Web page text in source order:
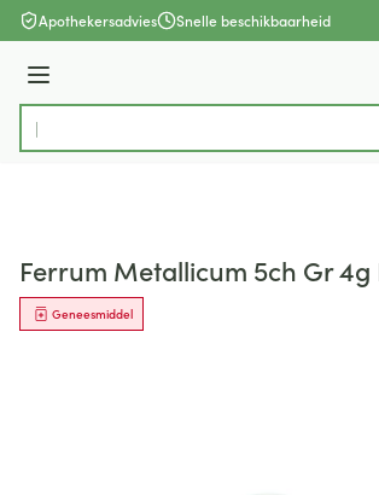
Ga naar de inhoud
Apothekersadvies Snelle beschikbaarheid
Menu
Product, merk, categorie...
Ferrum Metallicum 5ch Gr
Geneesmiddel